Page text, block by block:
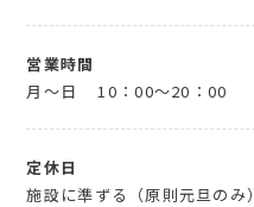
営業時間
月～日
10：00～20：00
定休日
施設に準ずる（原則元旦のみ）